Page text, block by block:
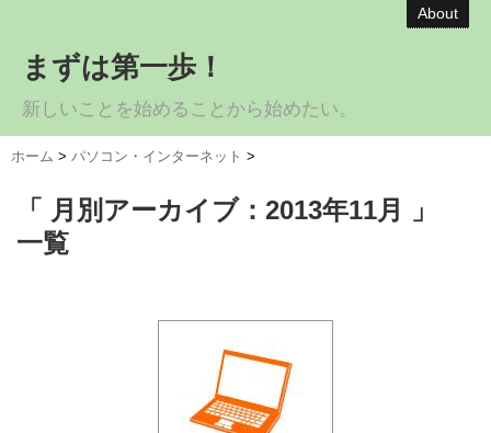
About
まずは第一歩！
新しいことを始めることから始めたい。
ホーム > パソコン・インターネット >
「 月別アーカイブ：2013年11月 」
一覧